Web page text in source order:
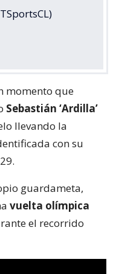
momento que
Sebastián ‘Ardilla’
llevando la
con su
guardameta,
vuelta olímpica
el recorrido